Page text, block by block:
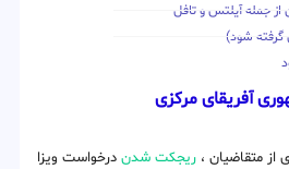
از جمله آیلتس و تافل
شود)
آفریقای مرکزی
از متقاضیان ، ریجکت شدن درخواست ویزا